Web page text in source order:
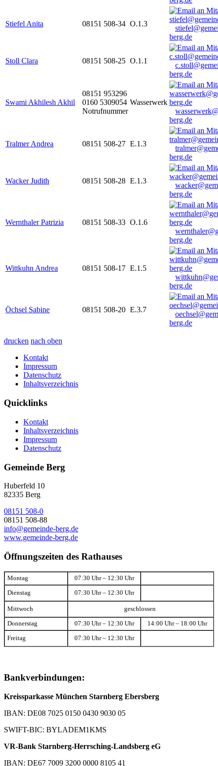
Stiefel Anita 08151 508-34 O.1.3
berg.de
Stoll Clara 08151 508-25 O.1.1
berg.de
Swami Akhilesh Akhil
08151 953296
0160 5309054
Notrufnummer
Wasserwerk
berg.de
Tralmer Andrea 08151 508-27 E.1.3
berg.de
Wacker Judith 08151 508-28 E.1.3
berg.de
Wernthaler Patrizia 08151 508-33 O.1.6
berg.de
Wittkuhn Andrea 08151 508-17 E.1.5
berg.de
Öchsel Sabine 08151 508-20 E.3.7
berg.de
drucken nach oben
Kontakt
Impressum
Datenschutz
Inhaltsverzeichnis
Quicklinks
Kontakt
Inhaltsverzeichnis
Impressum
Datenschutz
Gemeinde Berg
Huberfeld 10
82335 Berg
08151 508-0
08151 508-88
info@gemeinde-berg.de
www.gemeinde-berg.de
Öffnungszeiten des Rathauses
Montag 07:30 Uhr – 12:30 Uhr
Dienstag 07:30 Uhr – 12:30 Uhr
Mittwoch geschlossen
Donnerstag 07:30 Uhr – 12:30 Uhr 14:00 Uhr – 18:00 Uhr
Freitag 07:30 Uhr – 12:30 Uhr
Bankverbindungen:
Kreissparkasse München Starnberg Ebersberg
IBAN: DE08 7025 0150 0430 9030 05
SWIFT-BIC: BYLADEM1KMS
VR-Bank Starnberg-Herrsching-Landsberg eG
IBAN: DE67 7009 3200 0000 8105 41